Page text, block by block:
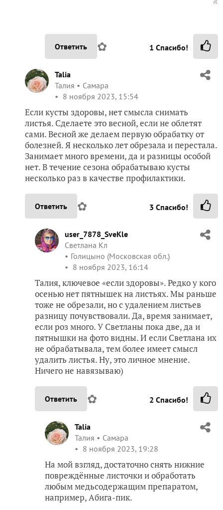
Ответить ✿ 1 Спасибо!
Talia
Талия
Самара
8 ноября 2023, 15:54
Если кусты здоровы, нет смысла снимать
листья. Сделаете это весной, если не облетят
сами. Весной же делаем первую обрабатку от
болезней. Я несколько лет обрезала и перестала.
Занимает много времени, да и разницы особой
нет. В течение сезона обрабатываю кусты
несколько раз в качестве профилактики.
Ответить ✿ 3 Спасибо!
user_7878_SveKle
Светлана Кл
Голицыно (Московская обл.)
8 ноября 2023, 16:14
Талия, ключевое «если здоровы». Редко у кого
осенью нет пятнышек на листьях. Мы раньше
тоже не обрезали, но с удалением листьев
разницу почувствовали. Да, время занимает,
если роз много. У Светланы пока две, да и
пятнышки на фото видны. И если Светлана их
не обрабатывала, тем более имеет смысл
удалить листья. Ну, это личное мнение.
Ничего не навязываю)
Ответить ✿ 2 Спасибо!
Talia
Талия
Самара
8 ноября 2023, 19:28
На мой взгляд, достаточно снять нижние
повреждённые листочки и обработать
любым медьсодержащим препаратом,
например, Абига-пик.